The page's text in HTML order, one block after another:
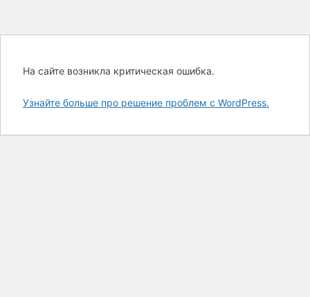
На сайте возникла критическая ошибка.
Узнайте больше про решение проблем с WordPress.